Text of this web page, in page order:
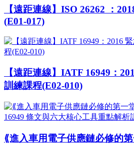
【遠距連線】ISO 26262 ：
(E01-017)
【遠距連線】IATF 16949：
訓練課程(E02-010)
⟪進入車用電子供應鏈必修的